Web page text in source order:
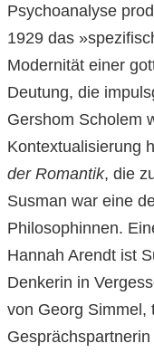
Psychoanalyse
1929 das
Modernität einer
Deutung, die
Gershom Scholem
Kontextualisierung
der Romantik, die
Susman war eine
Philosophinnen.
Hannah Arendt ist
Denkerin in
von Georg Simmel,